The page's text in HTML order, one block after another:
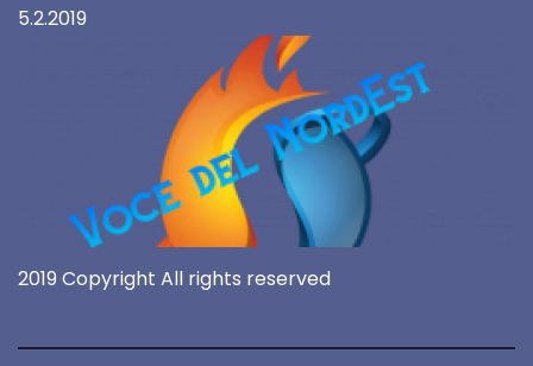
5.2.2019
2019 Copyright All rights reserved